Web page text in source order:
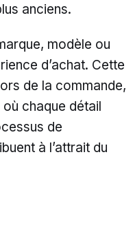
anciens.
modèle ou
d’achat. Cette
de la commande,
chaque détail
de
à l’attrait du